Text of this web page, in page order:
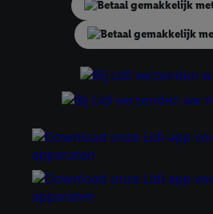
eerder interesse hebt getoond
in een winkelmandje van een online
niet te kopen). De retargeting
verschillende eindapparaten en
diensten worden weergegeven, als
en Lidl-diensten, met behulp van jouw
met eventuele andere identifiers of
Criteo S.A. beschikt, aan jou kunnen
Onder "Aanpassen" kun je aangeven
vergelijkbare technieken en met welke
je instemt. Verder kan je er meer